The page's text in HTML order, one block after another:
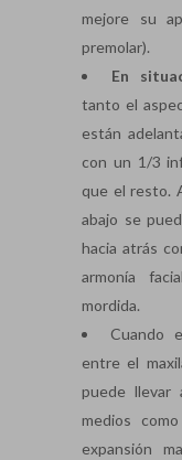
mejore su
premolar).
En
tanto el
están
con un 1/3
que el resto.
abajo se
hacia atrás
armonía
mordida.
Cuando
entre el
puede llevar
medios
expansión